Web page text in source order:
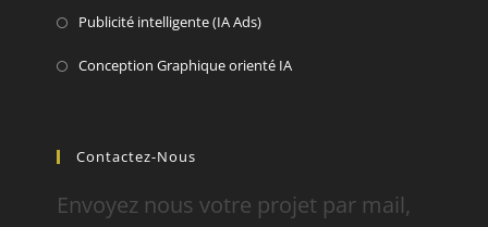
Publicité intelligente (IA Ads)
Conception Graphique orienté IA
Contactez-Nous
Envoyez nous votre projet par mail,